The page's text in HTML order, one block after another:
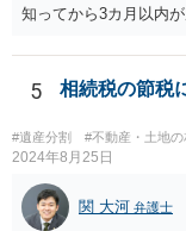
知ってから3カ月以内
放棄するかどうか決め
することはありませ
ありません。 なお、
伸長して調査したとこ
つかったため相続した
5 相続税の節税
#遺産分割 #不動産・土地の
2024年8月25日
関 大河 弁護士